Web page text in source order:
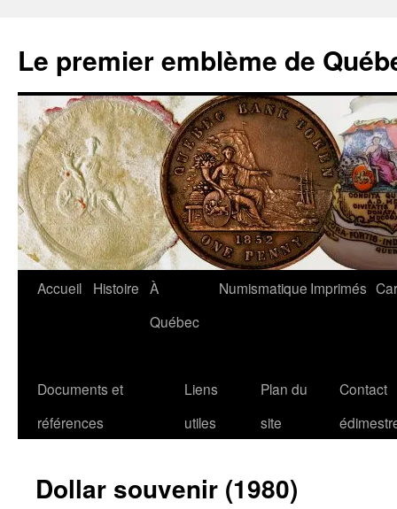
contenu
Le premier emblème de
Accueil Histoire À
Québec
Numismatique Imprimés
Documents et
références
Liens
utiles
Plan du
site
Contact
Dollar souvenir (1980)